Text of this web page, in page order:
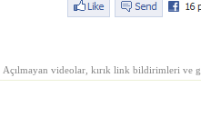
Açılmayan videolar, kırık link bildirimleri ve